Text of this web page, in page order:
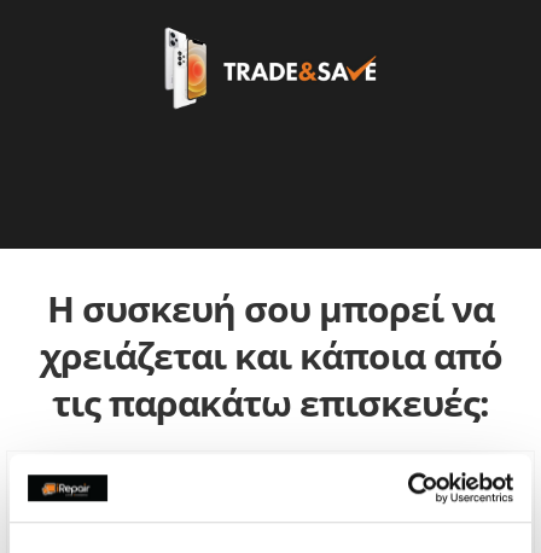
Η συσκευή σου μπορεί να
χρειάζεται και κάποια από
τις παρακάτω επισκευές: